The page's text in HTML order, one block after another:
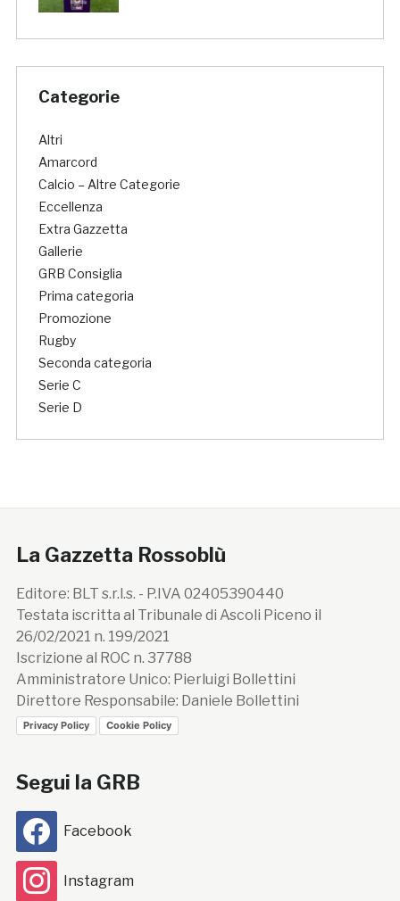
Categorie
Altri
Amarcord
Calcio – Altre Categorie
Eccellenza
Extra Gazzetta
Gallerie
GRB Consiglia
Prima categoria
Promozione
Rugby
Seconda categoria
Serie C
Serie D
La Gazzetta Rossoblù
Editore: BLT s.r.l.s. - P.IVA 02405390440
Testata iscritta al Tribunale di Ascoli Piceno il
26/02/2021 n. 199/2021
Iscrizione al ROC n. 37788
Amministratore Unico: Pierluigi Bollettini
Direttore Responsabile: Daniele Bollettini
Privacy Policy Cookie Policy
Segui la GRB
Facebook
Instagram